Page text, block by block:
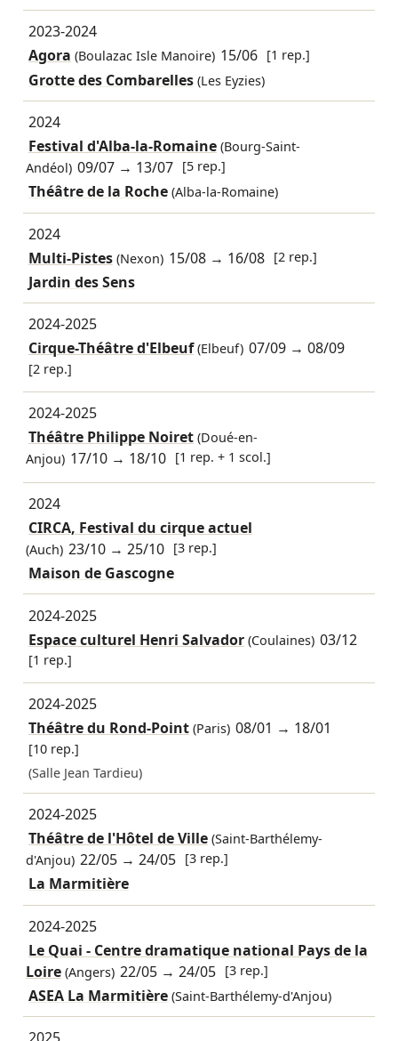
2023-2024
Agora (Boulazac Isle Manoire) 15/06 [1 rep.]
Grotte des Combarelles (Les Eyzies)
2024
Festival d'Alba-la-Romaine(Bourg-Saint-
Andéol) 09/07 → 13/07 [5 rep.]
Théâtre de la Roche (Alba-la-Romaine)
2024
Multi-Pistes(Nexon) 15/08 → 16/08 [2 rep.]
Jardin des Sens
2024-2025
Cirque-Théâtre d'Elbeuf(Elbeuf) 07/09 →08/09
[2 rep.]
2024-2025
Théâtre Philippe Noiret(Doué-en-
Anjou) 17/10 → 18/10 [1 rep. + 1 scol.]
2024
CIRCA, Festival du cirque actuel
(Auch) 23/10 →25/10 [3 rep.]
Maison de Gascogne
2024-2025
Espace culturel Henri Salvador(Coulaines) 03/12
[1 rep.]
2024-2025
Théâtre du Rond-Point(Paris) 08/01 → 18/01
[10 rep.]
(Salle Jean Tardieu)
2024-2025
Théâtre de l'Hôtel de Ville(Saint-Barthélemy-
d'Anjou) 22/05 →24/05 [3 rep.]
La Marmitière
2024-2025
Le Quai - Centre dramatique national Pays de la
Loire(Angers) 22/05 →24/05 [3 rep.]
ASEA La Marmitière (Saint-Barthélemy-d'Anjou)